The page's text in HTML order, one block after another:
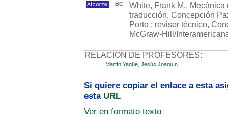
BC
White, Frank M..
traducción, Concepción
Porto ; revisor técnico,
McGraw-Hill/
RELACION DE PROFESORES:
Martín Yagüe, Jesús Joaquín
Si quiere copiar el enlace a esta
esta URL
Ver en formato texto